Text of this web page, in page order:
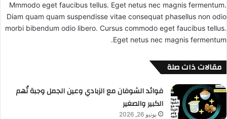
Mmmodo eget faucibus tellus. Eget netus nec magnis fermentum.
Diam quam quam suspendisse vitae consequat phasellus non odio
morbi bibendum odio libero. Cursus commodo eget faucibus tellus.
Eget netus nec magnis fermentum.
مقالات ذات صلة
فوائد الشوفان مع الزبادي وعين الجمل وجبة تُهم
الكبير والصغير
يونيو 26, 2026